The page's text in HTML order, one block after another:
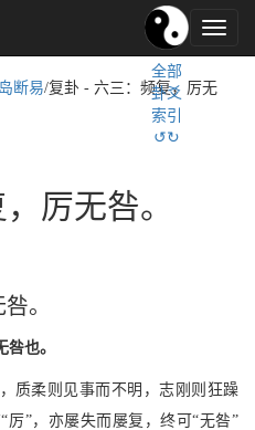
易
经
化,
全部
卦爻
索引
↺↻
断易/复卦 - 六三：频复，厉无
厉无咎。
。
咎也。
质柔则见事而不明，志刚则狂躁
”，亦屡失而屡复，终可“无咎”